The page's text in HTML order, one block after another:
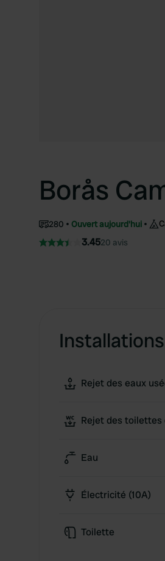
Borås
280 Ouvert aujourd'hui
3.4520 avis
Installations
Rejet des eaux
Rejet des toilettes
Eau
Électricité (10A)
Toilette